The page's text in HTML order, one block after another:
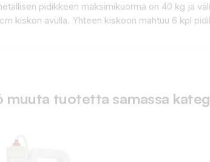
pidikkeen maksimikuorma on 40 kg ja
kiskon avulla. Yhteen kiskoon mahtuu 6 kpl
muuta tuotetta samassa